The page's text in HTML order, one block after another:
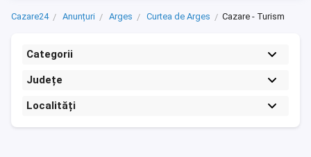
Cazare24 Anunțuri Arges Curtea de Arges Cazare - Turism
Categorii
Județe
Localități